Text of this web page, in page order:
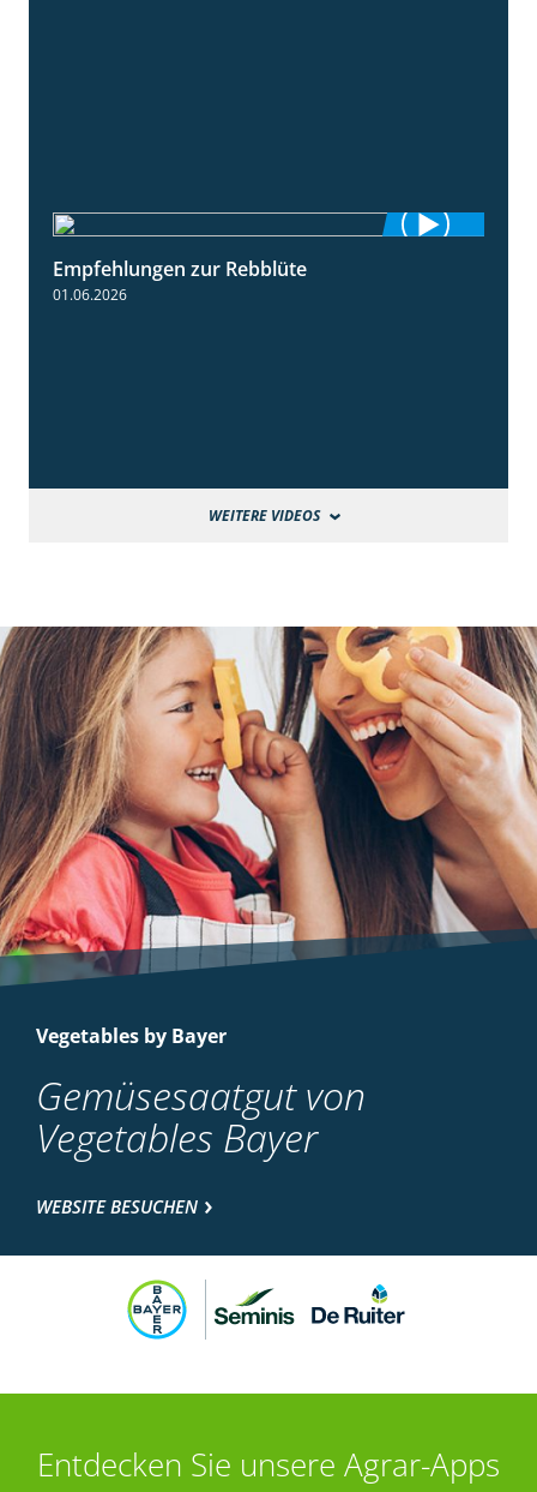
Empfehlungen zur Rebblüte
01.06.2026
WEITERE VIDEOS
Vegetables by Bayer
Gemüsesaatgut von
Vegetables Bayer
WEBSITE BESUCHEN
Entdecken Sie unsere Agrar-Apps